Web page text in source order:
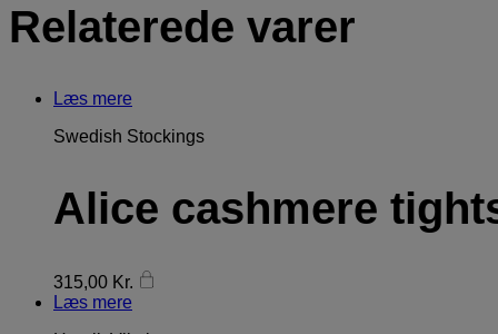
Relaterede varer
Læs mere
Swedish Stockings
Alice cashmere
315,00 Kr.
Læs mere